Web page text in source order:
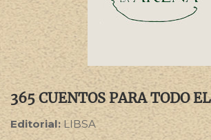
365 CUENTOS PARA TODO
Editorial: LIBSA